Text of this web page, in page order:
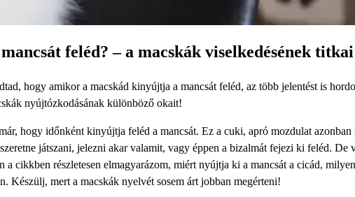
feléd? – a macskák viselkedésének titkai
hogy amikor a macskád kinyújtja a mancsát feléd, az több jelentést is
nyújtózkodásának különböző okait!
hogy időnként kinyújtja feléd a mancsát. Ez a cuki, apró mozdulat
játszani, jelezni akar valamit, vagy éppen a bizalmát fejezi ki feléd. De
a cikkben részletesen elmagyarázom, miért nyújtja ki a mancsát a cicád,
Készülj, mert a macskák nyelvét sosem árt jobban megérteni!